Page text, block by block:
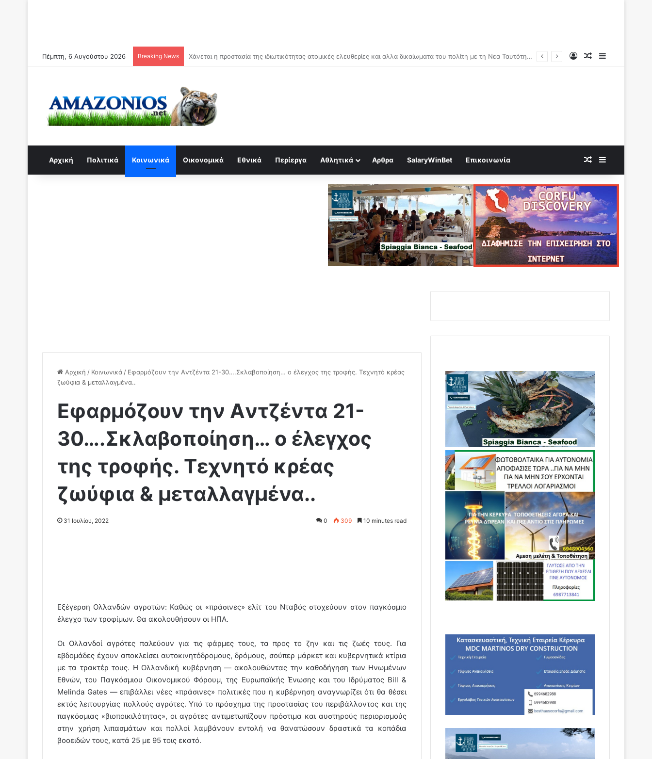
Πέμπτη, 6 Αυγούστου 2026 Breaking News Από σήμερα είμαστε κατ’ επιλογή μας, πολίτες δεύτερης κατηγορίας…. Log InRandom Article
Αρχική Πολιτικά Κοινωνικά Οικονομικά Εθνικά Περίεργα Αθλητικά Αρθρα SalaryWinBet Επικοινωνία Random Article
Αρχική / Κοινωνικά / Εφαρμόζουν την Aντζέντα 21-30….Σκλαβοποίηση… ο έλεγχος της τροφής. Τεχνητό κρέας
ζωύφια & μεταλλαγμένα..
Εφαρμόζουν την Aντζέντα 21-
30….Σκλαβοποίηση… ο έλεγχος
της τροφής. Τεχνητό κρέας
ζωύφια & μεταλλαγμένα..
31 Ιουλίου, 2022 0 309 10 minutes read
Εξέγερση Ολλανδών αγροτών: Καθώς οι «πράσινες» ελίτ του Νταβός στοχεύουν στον παγκόσμιο
έλεγχο των τροφίμων. Θα ακολουθήσουν οι ΗΠΑ.
Οι Ολλανδοί αγρότες παλεύουν για τις φάρμες τους, τα προς το ζην και τις ζωές τους. Για
εβδομάδες έχουν αποκλείσει αυτοκινητόδρομους, δρόμους, σούπερ μάρκετ και κυβερνητικά κτίρια
με τα τρακτέρ τους. Η Ολλανδική κυβέρνηση — ακολουθώντας την καθοδήγηση των Ηνωμένων
Εθνών, του Παγκόσμιου Οικονομικού Φόρουμ, της Ευρωπαϊκής Ένωσης και του Ιδρύματος Bill &
Melinda Gates — επιβάλλει νέες «πράσινες» πολιτικές που η κυβέρνηση αναγνωρίζει ότι θα θέσει
εκτός λειτουργίας πολλούς αγρότες. Υπό το πρόσχημα της προστασίας του περιβάλλοντος και της
παγκόσμιας «βιοποικιλότητας», οι αγρότες αντιμετωπίζουν πρόστιμα και αυστηρούς περιορισμούς
στην χρήση λιπασμάτων και πολλοί λαμβάνουν εντολή να θανατώσουν δραστικά τα κοπάδια
βοοειδών τους, κατά 25 με 95 τοις εκατό.